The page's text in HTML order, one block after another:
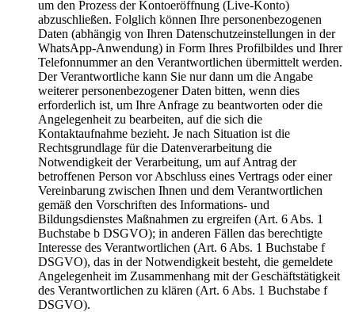
um den Prozess der Kontoeröffnung (Live-Konto)
abzuschließen. Folglich können Ihre personenbezogenen
Daten (abhängig von Ihren Datenschutzeinstellungen in der
WhatsApp-Anwendung) in Form Ihres Profilbildes und Ihrer
Telefonnummer an den Verantwortlichen übermittelt werden.
Der Verantwortliche kann Sie nur dann um die Angabe
weiterer personenbezogener Daten bitten, wenn dies
erforderlich ist, um Ihre Anfrage zu beantworten oder die
Angelegenheit zu bearbeiten, auf die sich die
Kontaktaufnahme bezieht. Je nach Situation ist die
Rechtsgrundlage für die Datenverarbeitung die
Notwendigkeit der Verarbeitung, um auf Antrag der
betroffenen Person vor Abschluss eines Vertrags oder einer
Vereinbarung zwischen Ihnen und dem Verantwortlichen
gemäß den Vorschriften des Informations- und
Bildungsdienstes Maßnahmen zu ergreifen (Art. 6 Abs. 1
Buchstabe b DSGVO); in anderen Fällen das berechtigte
Interesse des Verantwortlichen (Art. 6 Abs. 1 Buchstabe f
DSGVO), das in der Notwendigkeit besteht, die gemeldete
Angelegenheit im Zusammenhang mit der Geschäftstätigkeit
des Verantwortlichen zu klären (Art. 6 Abs. 1 Buchstabe f
DSGVO).